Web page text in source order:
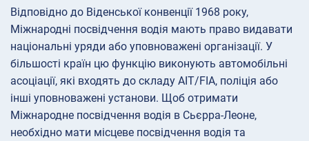
Відповідно до Віденської конвенції 1968 року,
Міжнародні посвідчення водія мають право видавати
національні уряди або уповноважені організації. У
більшості країн цю функцію виконують автомобільні
асоціації, які входять до складу AIT/FIA, поліція або
інші уповноважені установи. Щоб отримати
Міжнародне посвідчення водія в Сьєрра-Леоне,
необхідно мати місцеве посвідчення водія та